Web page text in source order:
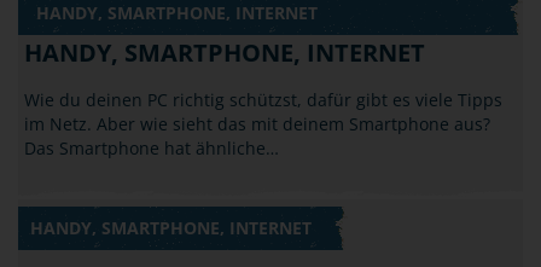
HANDY, SMARTPHONE, INTERNET
HANDY, SMARTPHONE, INTERNET
Wie du deinen PC richtig schützst, dafür gibt es viele Tipps
im Netz. Aber wie sieht das mit deinem Smartphone aus?
Das Smartphone hat ähnliche…
HANDY, SMARTPHONE, INTERNET